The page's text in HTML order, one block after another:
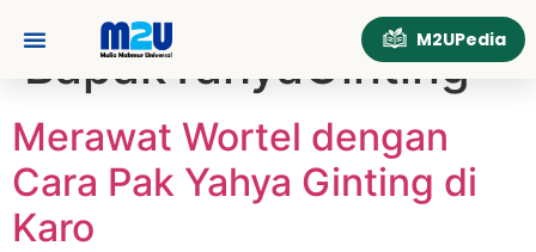
M2UPedia
BapakYahyaGinting
Merawat Wortel dengan
Cara Pak Yahya Ginting di
Karo